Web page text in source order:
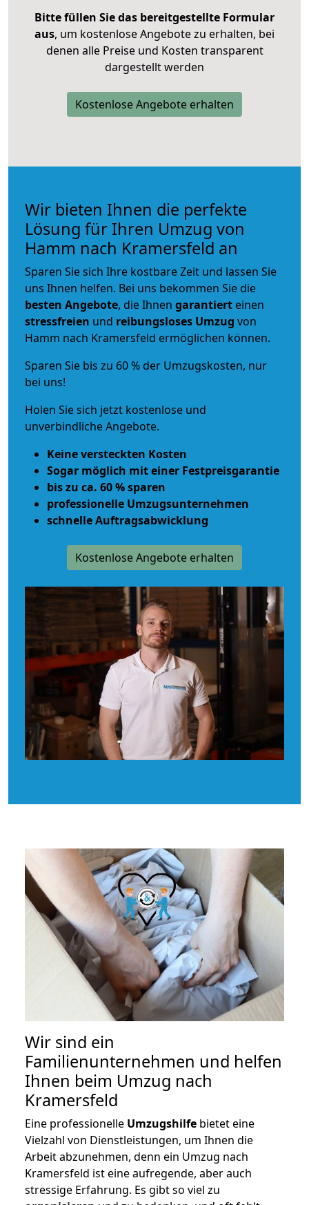
Bitte füllen Sie das bereitgestellte Formular
aus, um kostenlose Angebote zu erhalten, bei
denen alle Preise und Kosten transparent
dargestellt werden
Kostenlose Angebote erhalten
Wir bieten Ihnen die perfekte
Lösung für Ihren Umzug von
Hamm nach Kramersfeld an
Sparen Sie sich Ihre kostbare Zeit und lassen Sie
uns Ihnen helfen. Bei uns bekommen Sie die
besten Angebote, die Ihnen garantiert einen
stressfreien und reibungsloses Umzug von
Hamm nach Kramersfeld ermöglichen können.
Sparen Sie bis zu 60 % der Umzugskosten, nur
bei uns!
Holen Sie sich jetzt kostenlose und
unverbindliche Angebote.
Keine versteckten Kosten
Sogar möglich mit einer Festpreisgarantie
bis zu ca. 60 % sparen
professionelle Umzugsunternehmen
schnelle Auftragsabwicklung
Kostenlose Angebote erhalten
Wir sind ein
Familienunternehmen und helfen
Ihnen beim Umzug nach
Kramersfeld
Eine professionelle Umzugshilfe bietet eine
Vielzahl von Dienstleistungen, um Ihnen die
Arbeit abzunehmen, denn ein Umzug nach
Kramersfeld ist eine aufregende, aber auch
stressige Erfahrung. Es gibt so viel zu